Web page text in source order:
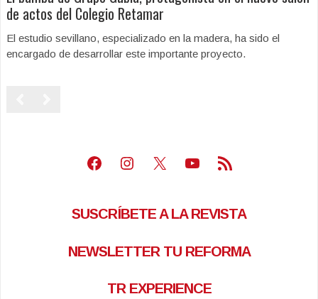
de actos del Colegio Retamar
El estudio sevillano, especializado en la madera, ha sido el
encargado de desarrollar este importante proyecto.
Facebook
Instagram
X Youtube
Feed RSS
SUSCRÍBETE A LA REVISTA
NEWSLETTER TU REFORMA
TR EXPERIENCE